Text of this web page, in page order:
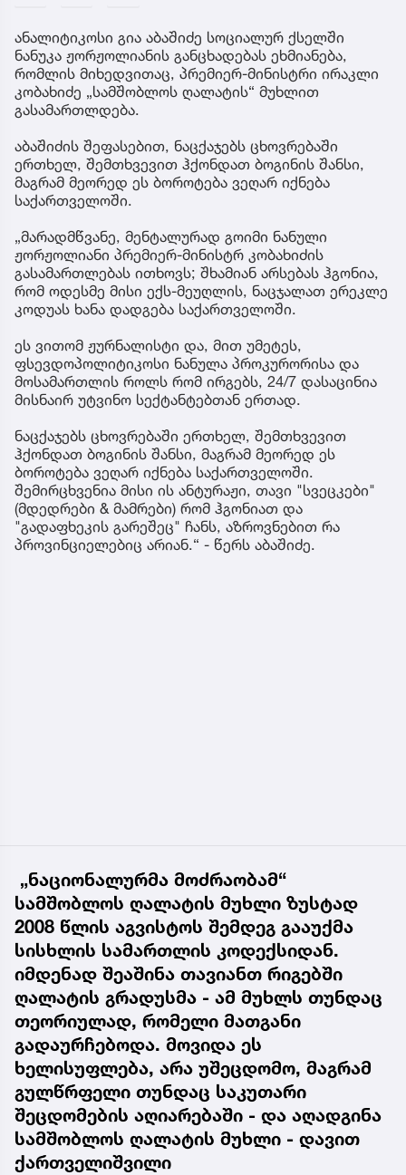
ანალიტიკოსი გია აბაშიძე სოციალურ ქსელში
ნანუკა ჟორჟოლიანის განცხადებას ეხმიანება,
რომლის მიხედვითაც, პრემიერ-მინისტრი ირაკლი
კობახიძე „სამშობლოს ღალატის“ მუხლით
გასამართლდება.
აბაშიძის შეფასებით, ნაცქაჯებს ცხოვრებაში
ერთხელ, შემთხვევით ჰქონდათ ბოგინის შანსი,
მაგრამ მეორედ ეს ბოროტება ვეღარ იქნება
საქართველოში.
„მარადმწვანე, მენტალურად გოიმი ნანული
ჟორჟოლიანი პრემიერ-მინისტრ კობახიძის
გასამართლებას ითხოვს; შხამიან არსებას ჰგონია,
რომ ოდესმე მისი ექს-მეუღლის, ნაცჯალათ ერეკლე
კოდუას ხანა დადგება საქართველოში.
ეს ვითომ ჟურნალისტი და, მით უმეტეს,
ფსევდოპოლიტიკოსი ნანულა პროკურორისა და
მოსამართლის როლს რომ ირგებს, 24/7 დასაცინია
მისნაირ უტვინო სექტანტებთან ერთად.
ნაცქაჯებს ცხოვრებაში ერთხელ, შემთხვევით
ჰქონდათ ბოგინის შანსი, მაგრამ მეორედ ეს
ბოროტება ვეღარ იქნება საქართველოში.
შემირცხვენია მისი ის ანტურაჟი, თავი "სვეცკები"
(მდედრები & მამრები) რომ ჰგონიათ და
"გადაფხეკის გარეშეც" ჩანს, აზროვნებით რა
პროვინციელებიც არიან.“ - წერს აბაშიძე.
„ნაციონალურმა მოძრაობამ“
სამშობლოს ღალატის მუხლი ზუსტად
2008 წლის აგვისტოს შემდეგ გააუქმა
სისხლის სამართლის კოდექსიდან.
იმდენად შეაშინა თავიანთ რიგებში
ღალატის გრადუსმა - ამ მუხლს თუნდაც
თეორიულად, რომელი მათგანი
გადაურჩებოდა. მოვიდა ეს
ხელისუფლება, არა უშეცდომო, მაგრამ
გულწრფელი თუნდაც საკუთარი
შეცდომების აღიარებაში - და აღადგინა
სამშობლოს ღალატის მუხლი - დავით
ქართველიშვილი